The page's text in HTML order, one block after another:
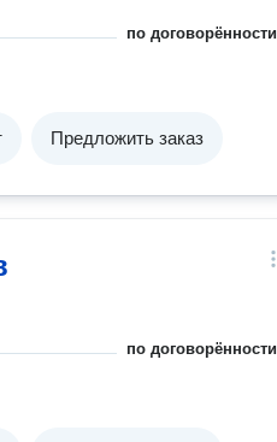
по договорённости
Предложить заказ
по договорённости